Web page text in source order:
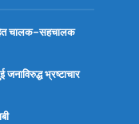
चालक–सहचालक
भ्रष्टाचार